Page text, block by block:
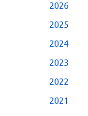
2026
2025
2024
2023
2022
2021